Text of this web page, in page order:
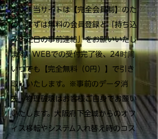
ます！当サイトは【完全会員制】のた
め、まずは無料の会員登録と「持ち込
み予定日の事前連絡」をお願いいたし
ます。WEBでの受付完了後、24时间
いつでも【完全無料（0円）】で引き
取りいたします。※事前のデータ消
去・物理破壊はお客様ご自身でお願い
いたします。大阪府下全域からのオフ
ィス移転やシステム入れ替え時のコス